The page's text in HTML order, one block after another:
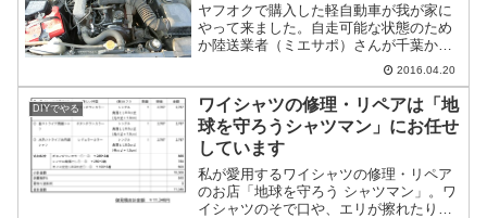
ヤフオクで購入した軽自動車が我が家に
やって来ました。自走可能な状態のため
か陸送業者（ミエサポ）さんが千葉から
東京まで直接乗車して届けてくれまし
た。事前の現車確認をしないで購入した
ため、状態確認で乗り心地はどうだった
かをドライバーさんにお伺い...
2016.04.20
DIYでやる
ワイシャツの修理・リペアは「地
球を守ろうシャツマン」にお任せ
しています
私が愛用するワイシャツの修理・リペア
のお店「地球を守ろう シャツマン」。ワ
イシャツのそで口や、エリが擦れたり破